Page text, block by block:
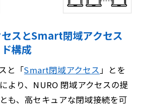
スとSmart閉域アクセス
構成
と「Smart閉域アクセス 」とを
より、NURO 閉域アクセスの提
も、高セキュアな閉域接続を可